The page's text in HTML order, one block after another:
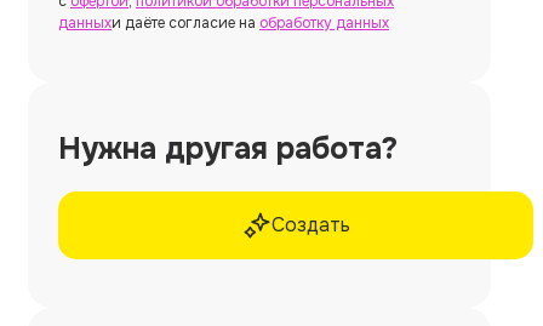
данныхи даёте согласие на обработку данных
Нужна другая работа?
Создать